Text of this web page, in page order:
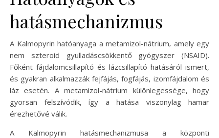
hatásmechanizmus
A Kalmopyrin hatóanyaga a metamizol-nátrium, amely egy
nem szteroid gyulladáscsökkentő gyógyszer (NSAID).
Főként fájdalomcsillapító és lázcsillapító hatásáról ismert,
és gyakran alkalmazzák fejfájás, fogfájás, izomfájdalom és
láz esetén. A metamizol-nátrium különlegessége, hogy
gyorsan felszívódik, így a hatása viszonylag hamar
érezhetővé válik.
A Kalmopyrin hatásmechanizmusa a központi